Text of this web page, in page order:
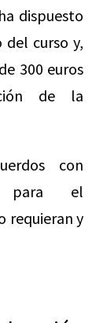
dispuesto
curso y,
300 euros
de la
con
para el
requieran y